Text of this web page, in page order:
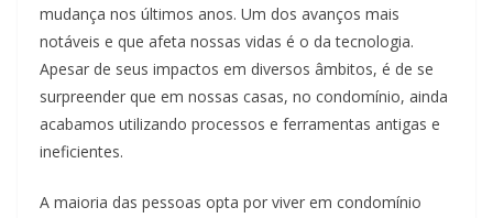
mudança nos últimos anos. Um dos avanços mais
notáveis e que afeta nossas vidas é o da tecnologia.
Apesar de seus impactos em diversos âmbitos, é de se
surpreender que em nossas casas, no condomínio, ainda
acabamos utilizando processos e ferramentas antigas e
ineficientes.
A maioria das pessoas opta por viver em condomínio